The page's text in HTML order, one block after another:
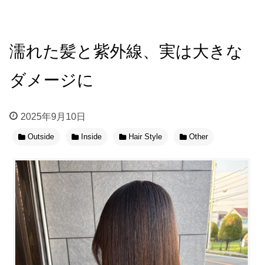
濡れた髪と紫外線、実は大きな
ダメージに
2025年9月10日
Outside Inside Hair Style Other